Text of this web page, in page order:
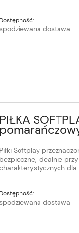
Dostępność:
spodziewana dostawa
PIŁKA
Piłki Softplay
bezpieczne, idealnie
charakterystycznych dla
Dostępność:
spodziewana dostawa